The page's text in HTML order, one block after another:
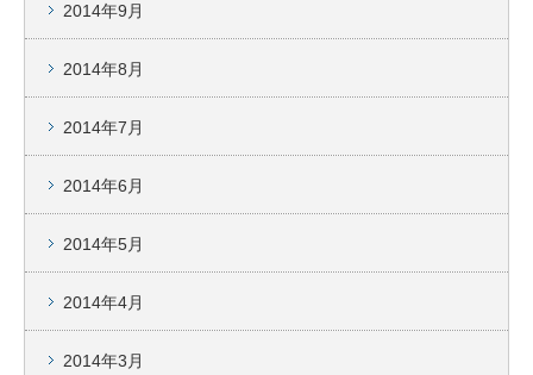
2014年9月
2014年8月
2014年7月
2014年6月
2014年5月
2014年4月
2014年3月